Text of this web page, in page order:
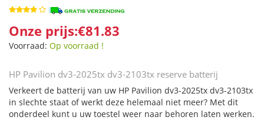
Onze prijs:€81.83
Voorraad: Op voorraad !
HP Pavilion dv3-2025tx dv3-2103tx reserve batterij
Verkeert de batterij van uw HP Pavilion dv3-2025tx dv3-2103tx
in slechte staat of werkt deze helemaal niet meer? Met dit
onderdeel kunt u uw toestel weer naar behoren laten werken.